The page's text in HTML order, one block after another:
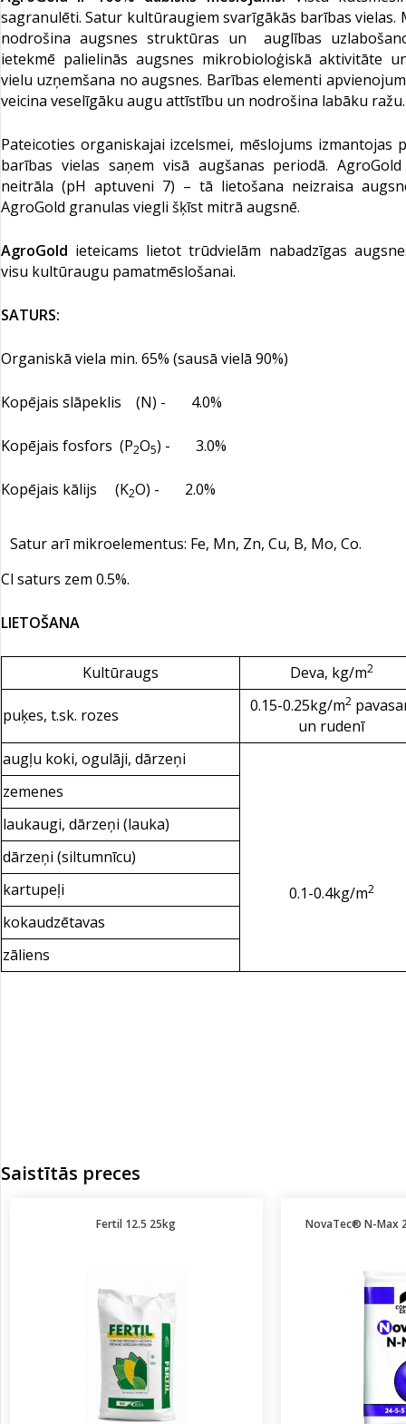
sagranulēti. Satur kultūraugiem svarīgākās barības vielas.
nodrošina augsnes struktūras un auglības
ietekmē palielinās augsnes mikrobioloģiskā aktivitāte
vielu uzņemšana no augsnes. Barības elementi
veicina veselīgāku augu attīstību un nodrošina labāku
Pateicoties organiskajai izcelsmei, mēslojums izmantojas
barības vielas saņem visā augšanas periodā.
neitrāla (pH aptuveni 7) – tā lietošana neizraisa
AgroGold granulas viegli šķīst mitrā augsnē.
AgroGold ieteicams lietot trūdvielām nabadzīgas
visu kultūraugu pamatmēslošanai.
SATURS:
Organiskā viela min. 65% (sausā vielā 90%)
Kopējais slāpeklis (N) - 4.0%
Kopējais fosfors (P2O5) - 3.0%
Kopējais kālijs (K2O) - 2.0%
Satur arī mikroelementus: Fe, Mn, Zn, Cu, B, Mo, Co.
Cl saturs zem 0.5%.
LIETOŠANA
Kultūraugs Deva, kg/m2
puķes, t.sk. rozes 0.15-0.25kg/m2
un rudenī
augļu koki, ogulāji, dārzeņi
0.1-0.4kg/m2
zemenes
laukaugi, dārzeņi (lauka)
dārzeņi (siltumnīcu)
kartupeļi
kokaudzētavas
zāliens
Saistītās preces
Fertil 12.5 25kg NovaTec® N-Max